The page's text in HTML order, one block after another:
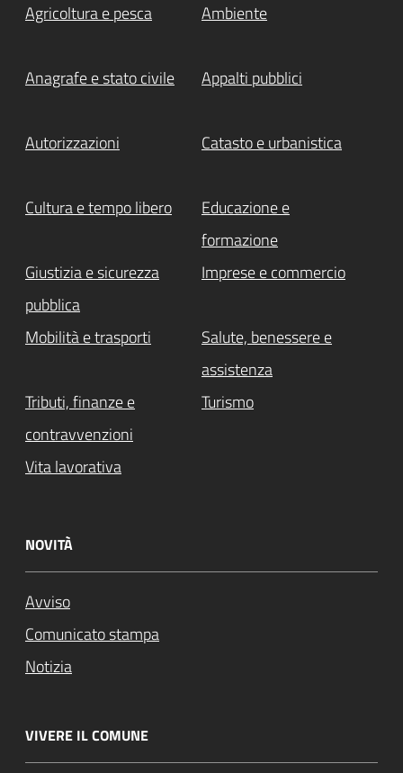
Agricoltura e pesca Ambiente
Anagrafe e stato civile Appalti pubblici
Autorizzazioni Catasto e urbanistica
Cultura e tempo libero
Educazione e
formazione
Giustizia e sicurezza
pubblica
Imprese e commercio
Mobilità e trasporti
Salute, benessere e
assistenza
Tributi, finanze e
contravvenzioni
Turismo
Vita lavorativa
NOVITÀ
Avviso
Comunicato stampa
Notizia
VIVERE IL COMUNE